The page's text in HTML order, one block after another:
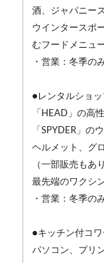
酒、ジャパニー
ウインタースポ
むフードメニュ
・営業：冬季の
●レンタルショッ
「HEAD」の高
「SPYDER」の
ヘルメット、グ
（一部販売もあ
最先端のワクシ
・営業：冬季の
●キッチン付コワ
パソコン、プリ